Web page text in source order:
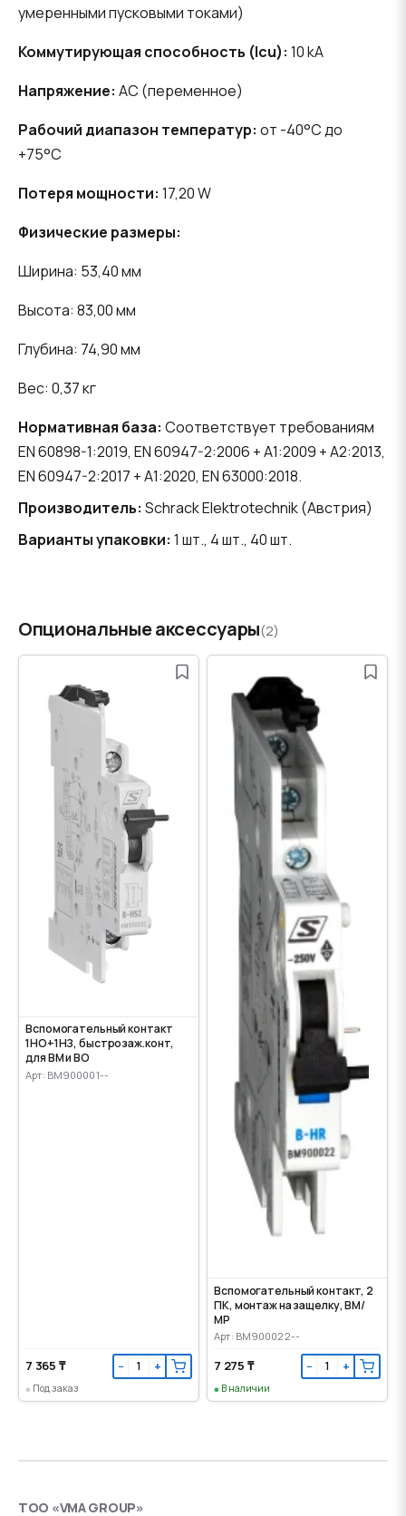
умеренными пусковыми токами)
Коммутирующая способность (Icu): 10 kA
Напряжение: AC (переменное)
Рабочий диапазон температур: от -40°C до
+75°C
Потеря мощности: 17,20 W
Физические размеры:
Ширина: 53,40 мм
Высота: 83,00 мм
Глубина: 74,90 мм
Вес: 0,37 кг
Нормативная база: Соответствует требованиям
EN 60898-1:2019, EN 60947-2:2006 + A1:2009 + A2:2013,
EN 60947-2:2017 + A1:2020, EN 63000:2018.
Производитель: Schrack Elektrotechnik (Австрия)
Варианты упаковки: 1 шт., 4 шт., 40 шт.
Опциональные аксессуары(2)
Вспомогательный контакт
1НО+1НЗ, быстрозаж.конт,
для ВМ и ВО
Арт: BM900001--
7 365 ₸ − +
Под заказ
Вспомогательный контакт, 2
ПК, монтаж на защелку, ВМ/
МР
Арт: BM900022--
7 275 ₸ − +
В наличии
ТОО «VMA GROUP»